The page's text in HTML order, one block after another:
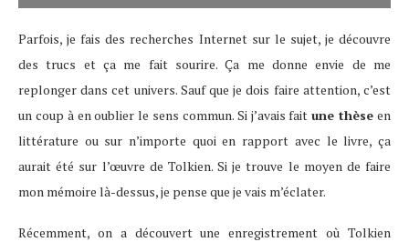
Parfois, je fais des recherches Internet sur le sujet, je découvre
des trucs et ça me fait sourire. Ça me donne envie de me
replonger dans cet univers. Sauf que je dois faire attention, c’est
un coup à en oublier le sens commun. Si j’avais faitune thèse en
littérature ou sur n’importe quoi en rapport avec le livre, ça
aurait été sur l’œuvre de Tolkien. Si je trouve le moyen de faire
mon mémoire là-dessus, je pense que je vais m’éclater.
Récemment, on a découvert une enregistrement où Tolkien